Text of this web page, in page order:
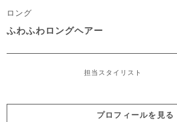
ロング
ふわふわロングヘアー
担当スタイリスト
プロフィールを見る